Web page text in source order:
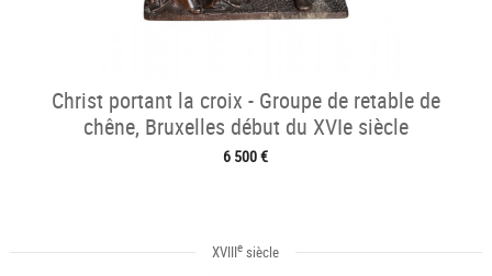
Christ portant la croix - Groupe de retable de
chêne, Bruxelles début du XVIe siècle
6 500 €
XVIIIe siècle